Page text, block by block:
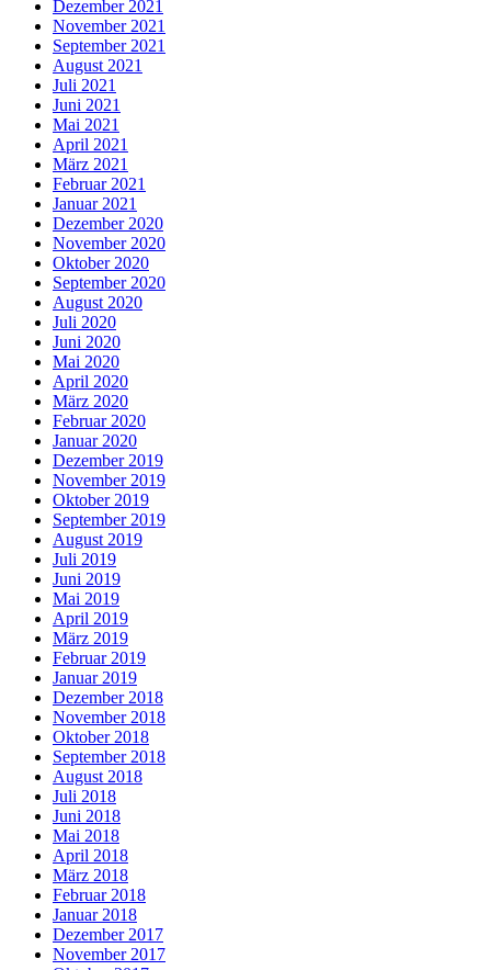
Dezember 2021
November 2021
September 2021
August 2021
Juli 2021
Juni 2021
Mai 2021
April 2021
März 2021
Februar 2021
Januar 2021
Dezember 2020
November 2020
Oktober 2020
September 2020
August 2020
Juli 2020
Juni 2020
Mai 2020
April 2020
März 2020
Februar 2020
Januar 2020
Dezember 2019
November 2019
Oktober 2019
September 2019
August 2019
Juli 2019
Juni 2019
Mai 2019
April 2019
März 2019
Februar 2019
Januar 2019
Dezember 2018
November 2018
Oktober 2018
September 2018
August 2018
Juli 2018
Juni 2018
Mai 2018
April 2018
März 2018
Februar 2018
Januar 2018
Dezember 2017
November 2017